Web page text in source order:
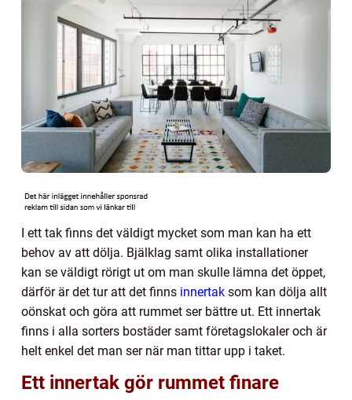
I ett tak finns det väldigt mycket som man kan ha ett
behov av att dölja. Bjälklag samt olika installationer
kan se väldigt rörigt ut om man skulle lämna det öppet,
därför är det tur att det finns innertak som kan dölja allt
oönskat och göra att rummet ser bättre ut. ​Ett innertak
finns i alla sorters bostäder samt företagslokaler och är
helt enkel det man ser när man tittar upp i taket.
Ett innertak gör rummet finare